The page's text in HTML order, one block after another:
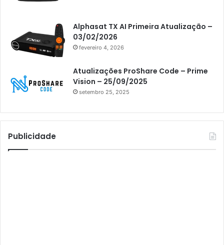
Athomics i3 Bold
Athomics Inspire Qi
Athomics inspire Qi Compact
Athomics Inspire Qi Lite
Athomics S3
Athomics T3
Atto
AttoNet
Alphasat TX AI Primeira Atualização –
03/02/2026
fevereiro 4, 2026
Atualizações ProShare Code – Prime
Vision – 25/09/2025
setembro 25, 2025
Publicidade